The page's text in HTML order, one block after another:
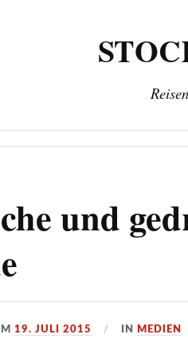
und
19. JULI 2015 IN MEDIEN